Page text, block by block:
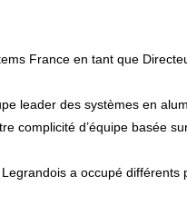
leader des systèmes en
complicité d’équipe basée
a occupé